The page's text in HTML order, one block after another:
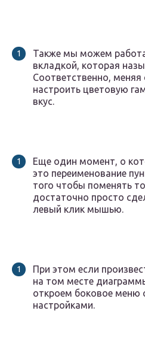
Также мы можем
вкладкой, которая
Соответственно, меняя
настроить цветовую
вкус.
Еще один момент, о
это переименование
того чтобы поменять
достаточно просто
левый клик мышью.
При этом если
на том месте
откроем боковое меню
настройками.